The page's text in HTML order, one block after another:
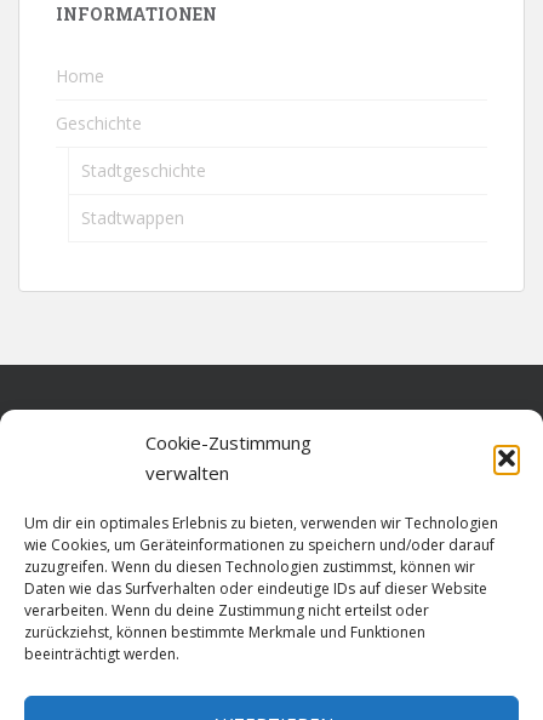
Cookie-Zustimmung
verwalten
Um dir ein optimales Erlebnis zu bieten, verwenden wir Technologien
wie Cookies, um Geräteinformationen zu speichern und/oder darauf
zuzugreifen. Wenn du diesen Technologien zustimmst, können wir
Daten wie das Surfverhalten oder eindeutige IDs auf dieser Website
verarbeiten. Wenn du deine Zustimmung nicht erteilst oder
zurückziehst, können bestimmte Merkmale und Funktionen
beeinträchtigt werden.
INFORMATIONEN
Home
Geschichte
Stadtgeschichte
Stadtwappen
Datenschutz
Cookie-Richtlinie (EU)
Impressum